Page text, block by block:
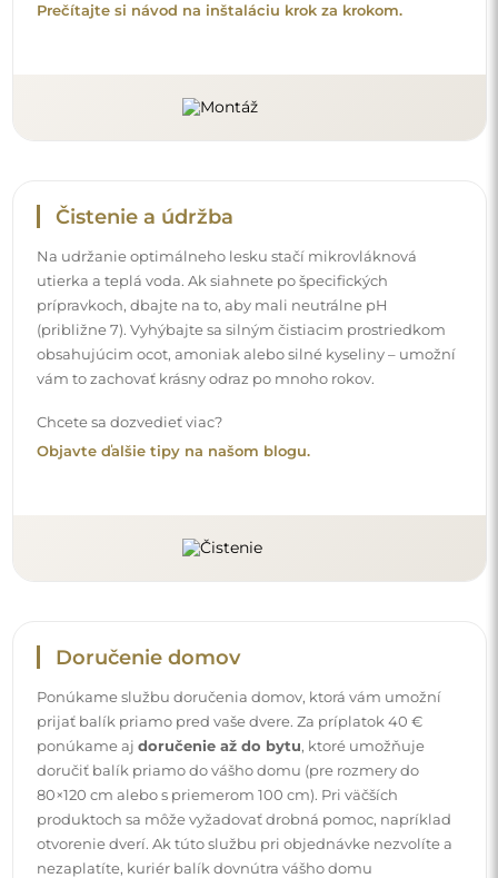
Prečítajte si návod na inštaláciu krok za krokom.
Čistenie a údržba
Na udržanie optimálneho lesku stačí mikrovláknová
utierka a teplá voda. Ak siahnete po špecifických
prípravkoch, dbajte na to, aby mali neutrálne pH
(približne 7). Vyhýbajte sa silným čistiacim prostriedkom
obsahujúcim ocot, amoniak alebo silné kyseliny – umožní
vám to zachovať krásny odraz po mnoho rokov.
Chcete sa dozvedieť viac?
Objavte ďalšie tipy na našom blogu.
Doručenie domov
Ponúkame službu doručenia domov, ktorá vám umožní
prijať balík priamo pred vaše dvere. Za príplatok 40 €
ponúkame aj doručenie až do bytu, ktoré umožňuje
doručiť balík priamo do vášho domu (pre rozmery do
80×120 cm alebo s priemerom 100 cm). Pri väčších
produktoch sa môže vyžadovať drobná pomoc, napríklad
otvorenie dverí. Ak túto službu pri objednávke nezvolíte a
nezaplatíte, kuriér balík dovnútra vášho domu